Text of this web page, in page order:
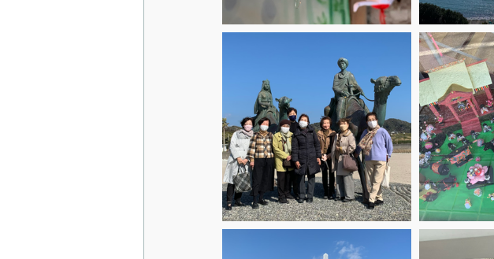
千葉ロッテマリーンズを応援しよう@幕張ベイタウン「絆」